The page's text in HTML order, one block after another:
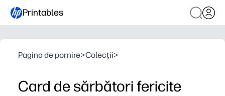
Printables
Pagina de pornire>Colecții>
Card de sărbători fericite